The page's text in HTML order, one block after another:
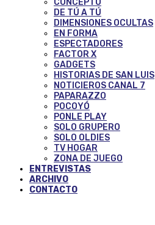
DE TÚ A TÚ
DIMENSIONES OCULTAS
EN FORMA
ESPECTADORES
FACTOR X
GADGETS
HISTORIAS DE SAN LUIS
NOTICIEROS CANAL 7
PAPARAZZO
POCOYÓ
PONLE PLAY
SOLO GRUPERO
SOLO OLDIES
TV HOGAR
ZONA DE JUEGO
ENTREVISTAS
ARCHIVO
CONTACTO